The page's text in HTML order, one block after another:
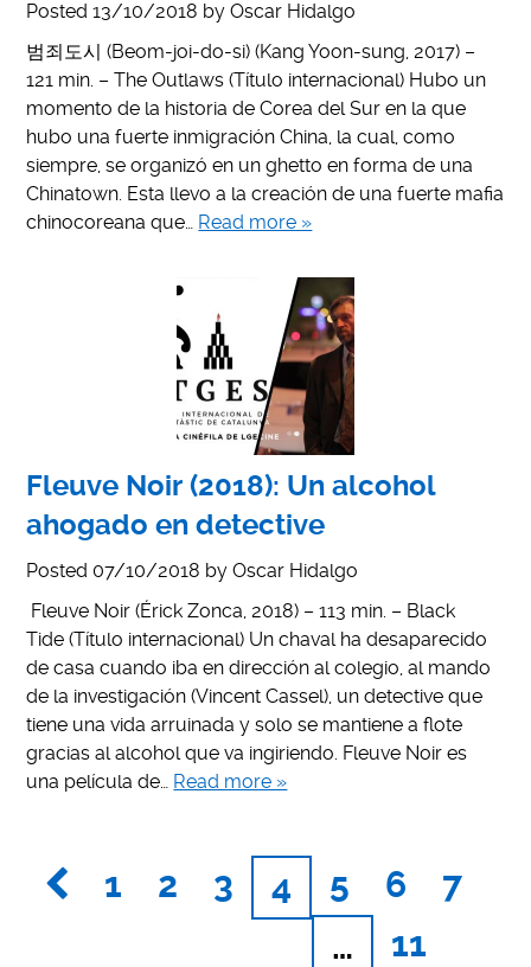
Posted13/10/2018 byOscar Hidalgo
범죄도시 (Beom-joi-do-si) (Kang Yoon-sung, 2017) –
121 min. – The Outlaws (Título internacional) Hubo un
momento de la historia de Corea del Sur en la que
hubo una fuerte inmigración China, la cual, como
siempre, se organizó en un ghetto en forma de una
Chinatown. Esta llevo a la creación de una fuerte mafia
chinocoreana que… Read more »
Fleuve Noir (2018): Un alcohol
ahogado en detective
Posted 07/10/2018 byOscar Hidalgo
Fleuve Noir (Érick Zonca, 2018) – 113 min. – Black
Tide (Título internacional) Un chaval ha desaparecido
de casa cuando iba en dirección al colegio, al mando
de la investigación (Vincent Cassel), un detective que
tiene una vida arruinada y solo se mantiene a flote
gracias al alcohol que va ingiriendo. Fleuve Noir es
una película de… Read more »
1 2 3 4 5 6
7
…
11